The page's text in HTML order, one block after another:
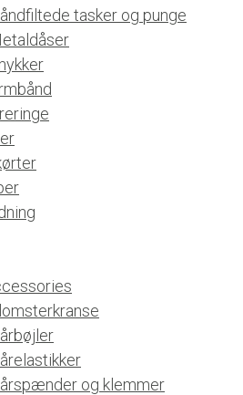
tasker og punge
og klemmer